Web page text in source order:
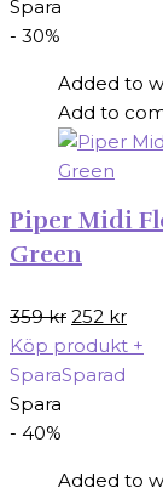
Spara
- 30%
Added to
Add to
Piper Midi
Green
359kr Det
priset
252 krDet
Köp produkt +
SparaSparad
Spara
- 40%
Added to